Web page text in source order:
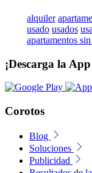
alquiler
usado usados
apartamentos
¡Descarga la
Corotos
Blog
Soluciones
Publicidad